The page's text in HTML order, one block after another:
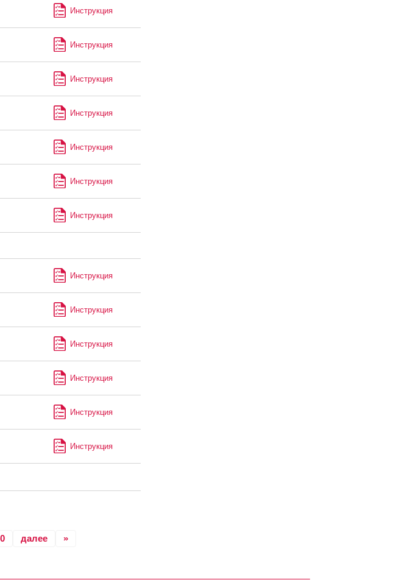
Инструкция
Инструкция
Инструкция
Инструкция
Инструкция
Инструкция
Инструкция
Инструкция
Инструкция
Инструкция
Инструкция
Инструкция
Инструкция
далее »